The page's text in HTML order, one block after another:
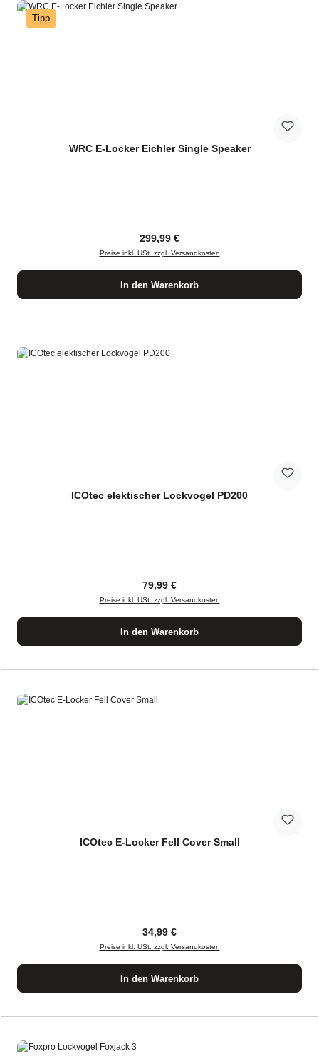
Tipp
WRC E-Locker Eichler Single Speaker
Regulärer Preis:
299,99 €
Preise inkl. USt. zzgl. Versandkosten
In den Warenkorb
ICOtec elektischer Lockvogel PD200
Regulärer Preis:
79,99 €
Preise inkl. USt. zzgl. Versandkosten
In den Warenkorb
ICOtec E-Locker Fell Cover Small
Regulärer Preis:
34,99 €
Preise inkl. USt. zzgl. Versandkosten
In den Warenkorb